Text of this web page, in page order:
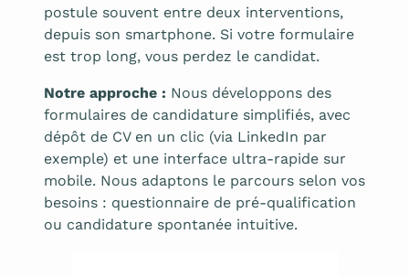
postule souvent entre deux interventions,
depuis son smartphone. Si votre formulaire
est trop long, vous perdez le candidat.
Notre approche : Nous développons des
formulaires de candidature simplifiés, avec
dépôt de CV en un clic (via LinkedIn par
exemple) et une interface ultra-rapide sur
mobile. Nous adaptons le parcours selon vos
besoins : questionnaire de pré-qualification
ou candidature spontanée intuitive.